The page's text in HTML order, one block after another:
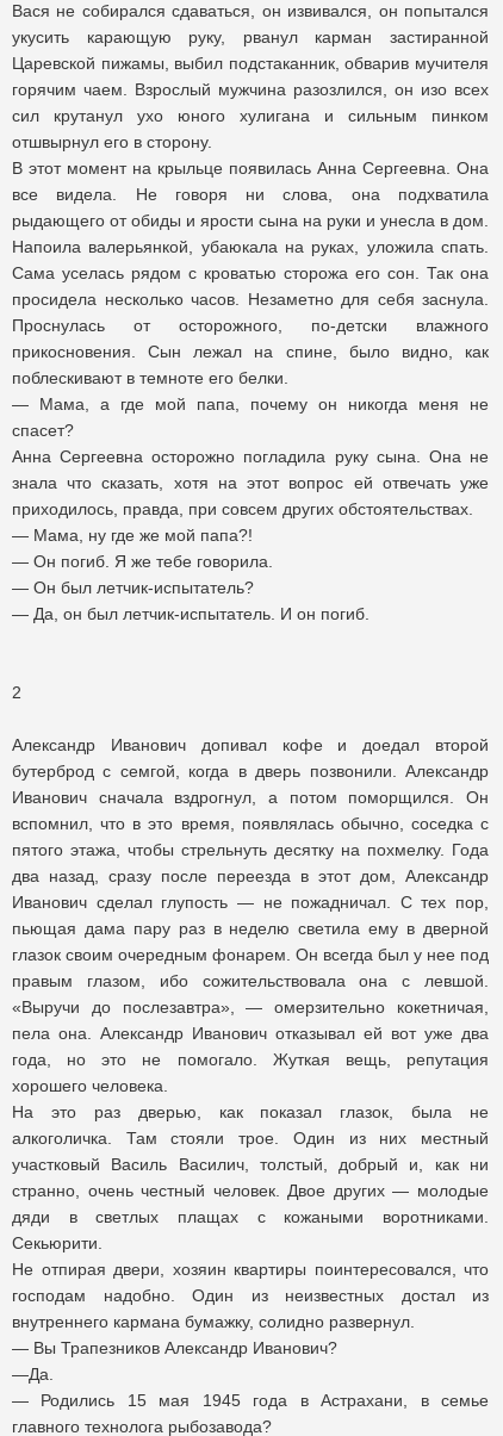
Вася не собирался сдаваться, он извивался, он попытался
укусить карающую руку, рванул карман застиранной
Царевской пижамы, выбил подстаканник, обварив мучителя
горячим чаем. Взрослый мужчина разозлился, он изо всех
сил крутанул ухо юного хулигана и сильным пинком
отшвырнул его в сторону.
В этот момент на крыльце появилась Анна Сергеевна. Она
все видела. Не говоря ни слова, она подхватила
рыдающего от обиды и ярости сына на руки и унесла в дом.
Напоила валерьянкой, убаюкала на руках, уложила спать.
Сама уселась рядом с кроватью сторожа его сон. Так она
просидела несколько часов. Незаметно для себя заснула.
Проснулась от осторожного, по-детски влажного
прикосновения. Сын лежал на спине, было видно, как
поблескивают в темноте его белки.
— Мама, а где мой папа, почему он никогда меня не
спасет?
Анна Сергеевна осторожно погладила руку сына. Она не
знала что сказать, хотя на этот вопрос ей отвечать уже
приходилось, правда, при совсем других обстоятельствах.
— Мама, ну где же мой папа?!
— Он погиб. Я же тебе говорила.
— Он был летчик-испытатель?
— Да, он был летчик-испытатель. И он погиб.
2
Александр Иванович допивал кофе и доедал второй
бутерброд с семгой, когда в дверь позвонили. Александр
Иванович сначала вздрогнул, а потом поморщился. Он
вспомнил, что в это время, появлялась обычно, соседка с
пятого этажа, чтобы стрельнуть десятку на похмелку. Года
два назад, сразу после переезда в этот дом, Александр
Иванович сделал глупость — не пожадничал. С тех пор,
пьющая дама пару раз в неделю светила ему в дверной
глазок своим очередным фонарем. Он всегда был у нее под
правым глазом, ибо сожительствовала она с левшой.
«Выручи до послезавтра», — омерзительно кокетничая,
пела она. Александр Иванович отказывал ей вот уже два
года, но это не помогало. Жуткая вещь, репутация
хорошего человека.
На это раз дверью, как показал глазок, была не
алкоголичка. Там стояли трое. Один из них местный
участковый Василь Василич, толстый, добрый и, как ни
странно, очень честный человек. Двое других — молодые
дяди в светлых плащах с кожаными воротниками.
Секьюрити.
Не отпирая двери, хозяин квартиры поинтересовался, что
господам надобно. Один из неизвестных достал из
внутреннего кармана бумажку, солидно развернул.
— Вы Трапезников Александр Иванович?
—Да.
— Родились 15 мая 1945 года в Астрахани, в семье
главного технолога рыбозавода?